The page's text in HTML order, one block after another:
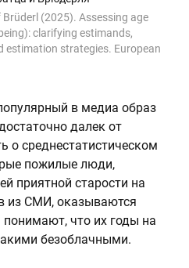
(2025). Assessing age
clarifying estimands,
estimation strategies. European
в медиа образ
далек от
о среднестатистическом
пожилые люди,
приятной старости на
из СМИ, оказываются
что их годы на
безоблачными.